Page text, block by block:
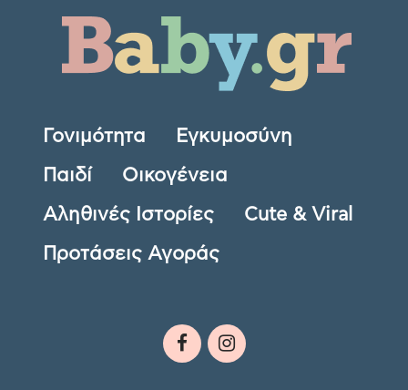
Γονιμότητα Εγκυμοσύνη
Παιδί Οικογένεια
Αληθινές Ιστορίες Cute & Viral
Προτάσεις Αγοράς